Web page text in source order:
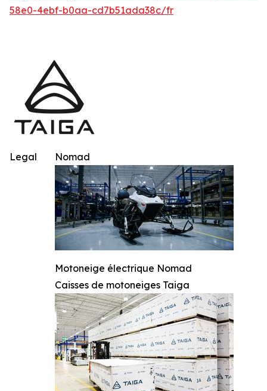
58e0-4ebf-b0aa-cd7b51ada38c/fr
Nomad
Motoneige électrique Nomad
Caisses de motoneiges Taiga
Legal